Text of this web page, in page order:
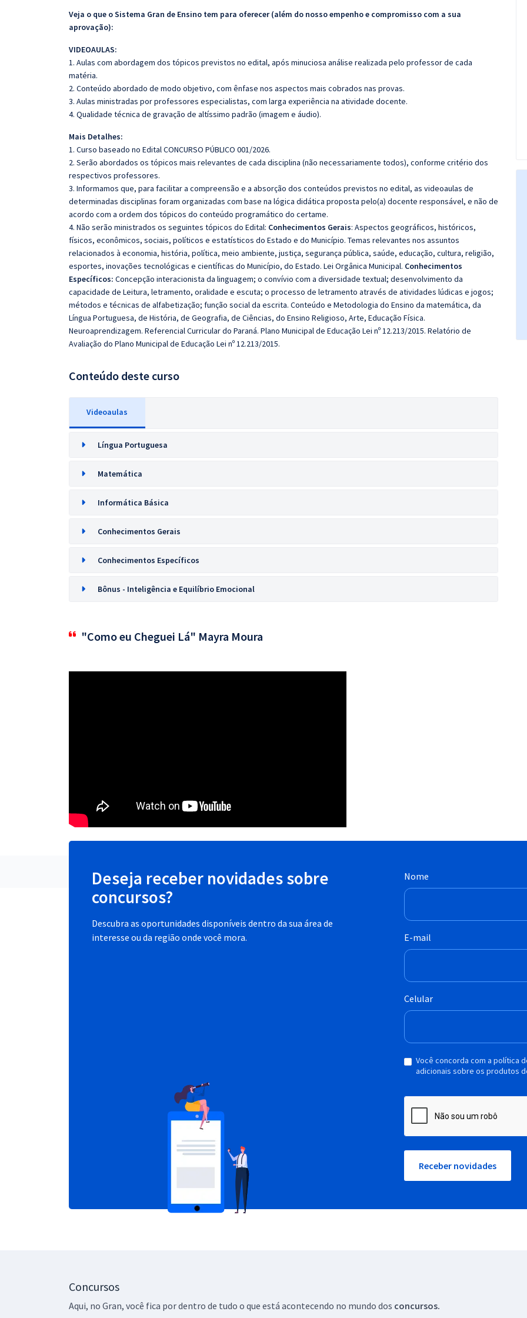
Veja o que o Sistema Gran de Ensino tem para oferecer (além do nosso empenho e compromisso com a sua
aprovação):
VIDEOAULAS:
1. Aulas com abordagem dos tópicos previstos no edital, após minuciosa análise realizada pelo professor de cada
matéria.
2. Conteúdo abordado de modo objetivo, com ênfase nos aspectos mais cobrados nas provas.
3. Aulas ministradas por professores especialistas, com larga experiência na atividade docente.
4. Qualidade técnica de gravação de altíssimo padrão (imagem e áudio).
Mais Detalhes:
1. Curso baseado no Edital CONCURSO PÚBLICO 001/2026.
2. Serão abordados os tópicos mais relevantes de cada disciplina (não necessariamente todos), conforme critério dos
respectivos professores.
3. Informamos que, para facilitar a compreensão e a absorção dos conteúdos previstos no edital, as videoaulas de
determinadas disciplinas foram organizadas com base na lógica didática proposta pelo(a) docente responsável, e não de
acordo com a ordem dos tópicos do conteúdo programático do certame.
4. Não serão ministrados os seguintes tópicos do Edital: Conhecimentos Gerais: Aspectos geográficos, históricos,
físicos, econômicos, sociais, políticos e estatísticos do Estado e do Município. Temas relevantes nos assuntos
relacionados à economia, história, política, meio ambiente, justiça, segurança pública, saúde, educação, cultura, religião,
esportes, inovações tecnológicas e científicas do Município, do Estado. Lei Orgânica Municipal. Conhecimentos
Específicos: Concepção interacionista da linguagem; o convívio com a diversidade textual; desenvolvimento da
capacidade de Leitura, letramento, oralidade e escuta; o processo de letramento através de atividades lúdicas e jogos;
métodos e técnicas de alfabetização; função social da escrita. Conteúdo e Metodologia do Ensino da matemática, da
Língua Portuguesa, de História, de Geografia, de Ciências, do Ensino Religioso, Arte, Educação Física.
Neuroaprendizagem. Referencial Curricular do Paraná. Plano Municipal de Educação Lei nº 12.213/2015. Relatório de
Avaliação do Plano Municipal de Educação Lei nº 12.213/2015.
Conteúdo deste curso
Videoaulas
Língua Portuguesa
Matemática
Informática Básica
Conhecimentos Gerais
Conhecimentos Específicos
Bônus - Inteligência e Equilíbrio Emocional
"Como eu Cheguei Lá" Mayra Moura
Deseja receber novidades sobre
concursos?
Descubra as oportunidades disponíveis dentro da sua área de
interesse ou da região onde você mora.
Nome
E-mail
Celular
Você concorda com a política
adicionais sobre os produtos
Receber novidades
Concursos
Aqui, no Gran, você fica por dentro de tudo o que está acontecendo no mundo dos concursos.